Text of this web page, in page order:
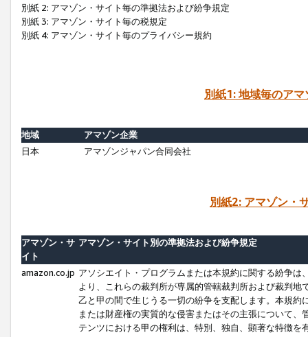
別紙 2: アマゾン・サイト毎の準拠法および紛争規定
別紙 3: アマゾン・サイト毎の税規定
別紙 4: アマゾン・サイト毎のプライバシー規約
別紙1: 地域毎のア
地域
アマゾン企業
日本
アマゾンジャパン合同会社
別紙2: アマゾン・
アマゾン・サ
イト
アマゾン・サイト別の準拠法および紛争規定
amazon.co.jp アソシエイト・プログラムまたは本規約に関する紛争
より、これらの裁判所が専属的管轄裁判所および裁判
乙と甲の間で生じうる一切の紛争を支配します。本規
または財産権の実質的な侵害またはその主張について
テンツにおける甲の権利は、特別、独自、顕著な特徴